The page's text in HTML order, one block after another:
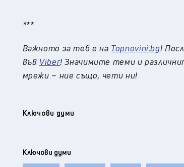
***
Важното за теб е на Topnovini.bg!
във Viber! Значимите теми и
мрежи – ние също, чети ни!
Ключови думи
Ключови думи